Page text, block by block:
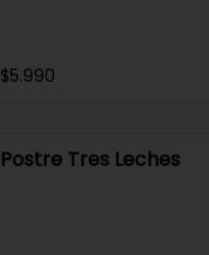
$5.990
Postre Tres Leches